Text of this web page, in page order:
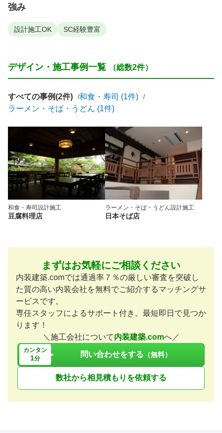
強み
設計施工OK SC経験豊富
デザイン・施工事例一覧 （総数2件）
すべての事例(2件)
和食・寿司 (1件)
ラーメン・そば・うどん (1件)
和食・寿司設計施工
豆腐料理店
ラーメン・そば・うどん設計施工
日本そば店
まずはお気軽にご相談ください
内装建築.comでは通過率７％の厳しい審査を突破し
た質の高い内装会社を無料でご紹介するマッチングサ
ービスです。
専任スタッフによるサポート付き。最短即日で見つか
ります！
＼施工会社について内装建築.comへ／
カンタン
1分 問い合わせをする （無料）
数社から相見積もりを依頼する